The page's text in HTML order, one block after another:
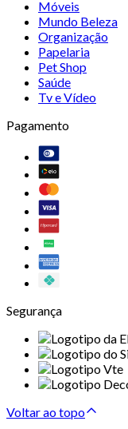
Móveis
Mundo Beleza
Organização
Papelaria
Pet Shop
Saúde
Tv e Vídeo
Pagamento
Segurança
Voltar ao topo